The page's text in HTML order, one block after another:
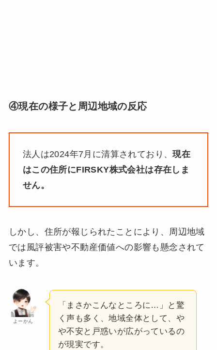
④現在の様子と周辺地域の反応
法人は2024年7月に清算されており、現在
はこの住所にFIRSKY株式会社は存在しま
せん。
しかし、住所が報じられたことにより、周辺地域
では風評被害や不動産価値への影響も懸念されて
います。
よーかん
「まさかこんなところに…」と驚
く声も多く、地域全体として、や
や不安と戸惑いが広がっているの
が現実です。